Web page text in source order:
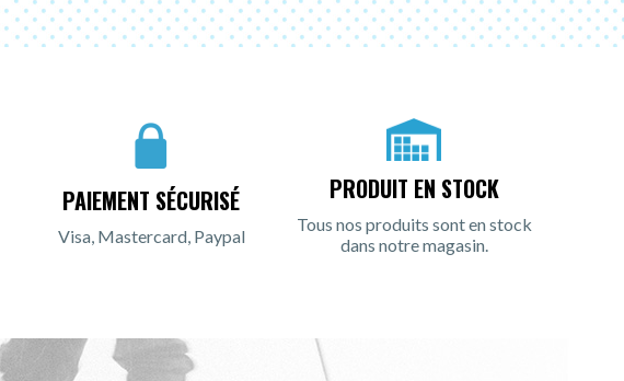
PAIEMENT SÉCURISÉ
Visa, Mastercard, Paypal
PRODUIT EN STOCK
Tous nos produits sont en stock
dans notre magasin.